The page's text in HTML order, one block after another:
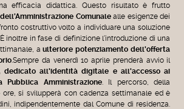
efficacia didattica. Questo risultato è frutto
Comunalealle esigenze dei
costruttivo volto a individuare una soluzione
inoltre in fase di definizione l'introduzione di una
aulteriore potenziamento dell'offerta
.Sempre da venerdì 10 aprile prenderà avvio il
dedicato all'identità digitale e all'accesso ai
Amministrazione. Il percorso, della
si svilupperà con cadenza settimanale ed è
indipendentemente dal Comune di residenza.